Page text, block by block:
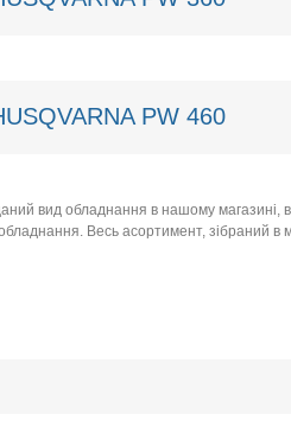
PW 460
вид обладнання в нашому магазині,
Весь асортимент, зібраний